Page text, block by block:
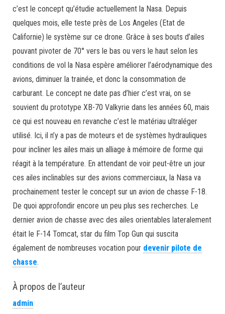
c’est le concept qu’étudie actuellement la Nasa. Depuis
quelques mois, elle teste près de Los Angeles (Etat de
Californie) le système sur ce drone. Grâce à ses bouts d’ailes
pouvant pivoter de 70° vers le bas ou vers le haut selon les
conditions de vol la Nasa espère améliorer l’aérodynamique des
avions, diminuer la trainée, et donc la consommation de
carburant. Le concept ne date pas d’hier c’est vrai, on se
souvient du prototype XB-70 Valkyrie dans les années 60, mais
ce qui est nouveau en revanche c’est le matériau ultraléger
utilisé. Ici, il n’y a pas de moteurs et de systèmes hydrauliques
pour incliner les ailes mais un alliage à mémoire de forme qui
réagit à la température. En attendant de voir peut-être un jour
ces ailes inclinables sur des avions commerciaux, la Nasa va
prochainement tester le concept sur un avion de chasse F-18.
De quoi approfondir encore un peu plus ses recherches. Le
dernier avion de chasse avec des ailes orientables lateralement
était le F-14 Tomcat, star du film Top Gun qui suscita
également de nombreuses vocation pour devenir pilote de
chasse.
À propos de l’auteur
admin